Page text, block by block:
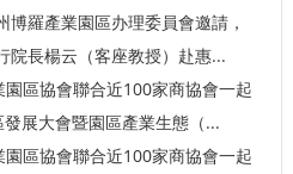
羅產業園區办理委員會邀請，
院長楊云（客座教授）赴惠...
區協會聯合近100家商協會一起
展大會暨園區產業生態（...
區協會聯合近100家商協會一起